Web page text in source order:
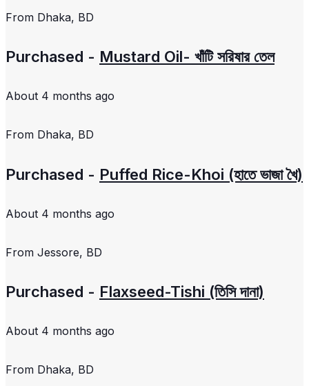
From Dhaka, BD
Purchased - Mustard Oil- খাঁটি সরিষার তেল
About 4 months ago
From Dhaka, BD
Purchased - Puffed Rice-Khoi (হাতে ভাজা খৈ)
About 4 months ago
From Jessore, BD
Purchased - Flaxseed-Tishi (তিসি দানা)
About 4 months ago
From Dhaka, BD